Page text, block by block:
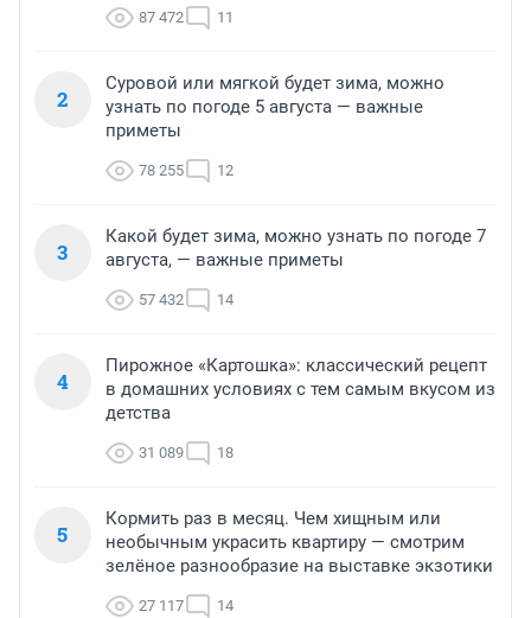
87 472 11
2
Суровой или мягкой будет зима, можно
узнать по погоде 5 августа — важные
приметы
78 255 12
3
Какой будет зима, можно узнать по погоде 7
августа, — важные приметы
57 432 14
4
Пирожное «Картошка»: классический рецепт
в домашних условиях с тем самым вкусом из
детства
31 089 18
5
Кормить раз в месяц. Чем хищным или
необычным украсить квартиру — смотрим
зелёное разнообразие на выставке экзотики
27 117 14